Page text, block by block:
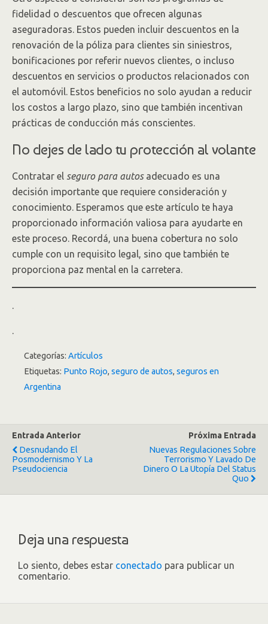
fidelidad o descuentos que ofrecen algunas
aseguradoras. Estos pueden incluir descuentos en la
renovación de la póliza para clientes sin siniestros,
bonificaciones por referir nuevos clientes, o incluso
descuentos en servicios o productos relacionados con
el automóvil. Estos beneficios no solo ayudan a reducir
los costos a largo plazo, sino que también incentivan
prácticas de conducción más conscientes.
No dejes de lado tu protección al volante
Contratar el seguro para autos adecuado es una
decisión importante que requiere consideración y
conocimiento. Esperamos que este artículo te haya
proporcionado información valiosa para ayudarte en
este proceso. Recordá, una buena cobertura no solo
cumple con un requisito legal, sino que también te
proporciona paz mental en la carretera.
.
.
Categorías: Artículos
Etiquetas: Punto Rojo, seguro de autos, seguros en
Argentina
Entrada Anterior
Desnudando El
Posmodernismo Y La
Pseudociencia
Próxima Entrada
Nuevas Regulaciones Sobre
Terrorismo Y Lavado De
Dinero O La Utopía Del Status
Quo
Deja una respuesta
Lo siento, debes estar conectado para publicar un
comentario.